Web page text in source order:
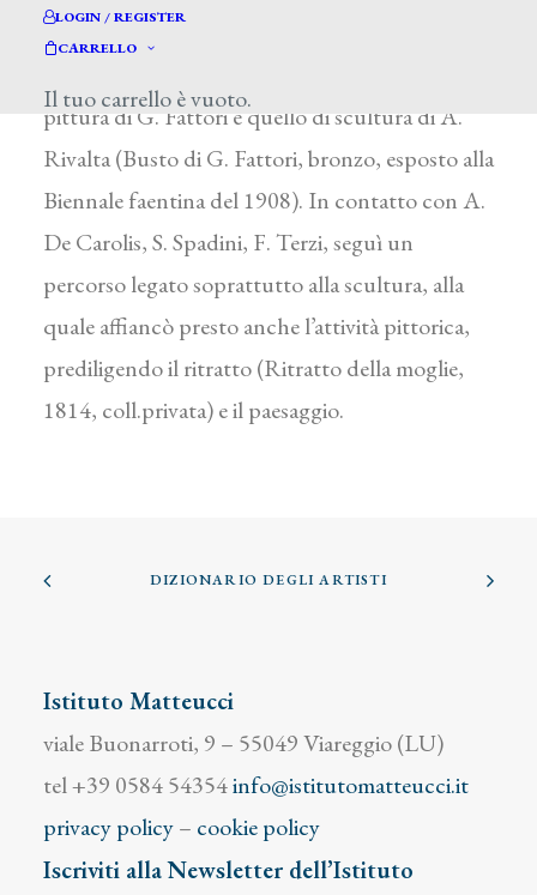
LOGIN / REGISTER
CARRELLO
Il tuo carrello è vuoto.
raccolto intorno a D. Baccarini. Nel 1905,
pittura di G. Fattori e quello di scultura di A.
Rivalta (Busto di G. Fattori, bronzo, esposto alla
Biennale faentina del 1908). In contatto con A.
De Carolis, S. Spadini, F. Terzi, seguì un
percorso legato soprattutto alla scultura, alla
quale affiancò presto anche l’attività pittorica,
prediligendo il ritratto (Ritratto della moglie,
1814, coll.privata) e il paesaggio.
DIZIONARIO DEGLI ARTISTI
Istituto Matteucci
viale Buonarroti, 9 – 55049 Viareggio (LU)
tel +39 0584 54354info@istitutomatteucci.it
privacy policy– cookie policy
Iscriviti alla Newsletter dell’Istituto